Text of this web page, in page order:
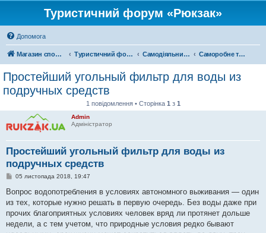
Туристичний форум «Рюкзак»
Допомога
Магазин спорядження Туристичний форум «Рюкзак» Самодіяльний туризм Саморобне туристичне спорядження
Простейший угольный фильтр для воды из
подручных средств
1 повідомлення • Сторінка 1 з 1
Admin
Адміністратор
Простейший угольный фильтр для воды из
подручных средств
П
в
д
о
л
05 листопада 2018, 19:47
Вопрос водопотребления в условиях автономного выживания — один
из тех, которые нужно решать в первую очередь. Без воды даже при
прочих благоприятных условиях человек вряд ли протянет дольше
недели, а с тем учетом, что природные условия редко бывают